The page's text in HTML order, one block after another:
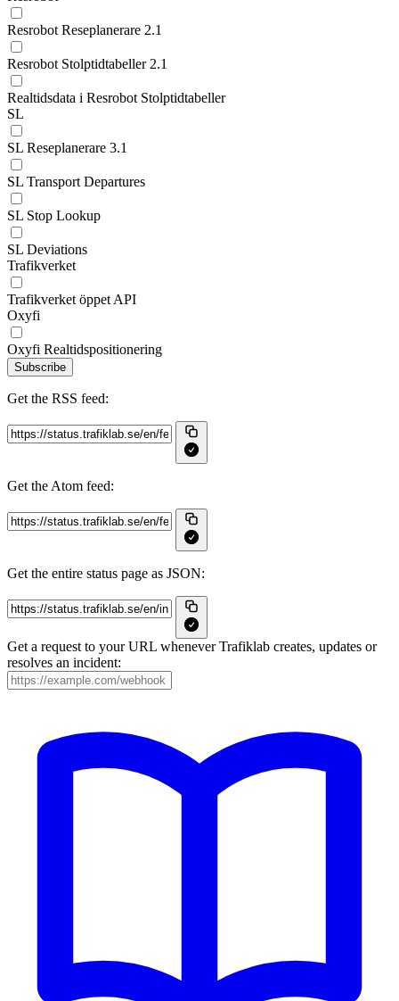
Resrobot Reseplanerare 2.1
Resrobot Stolptidtabeller 2.1
Realtidsdata i Resrobot Stolptidtabeller
SL
SL Reseplanerare 3.1
SL Transport Departures
SL Stop Lookup
SL Deviations
Trafikverket
Trafikverket öppet API
Oxyfi
Oxyfi Realtidspositionering
Subscribe
Get the RSS feed:
Get the Atom feed:
Get the entire status page as JSON:
Get a request to your URL whenever Trafiklab creates, updates or
resolves an incident: